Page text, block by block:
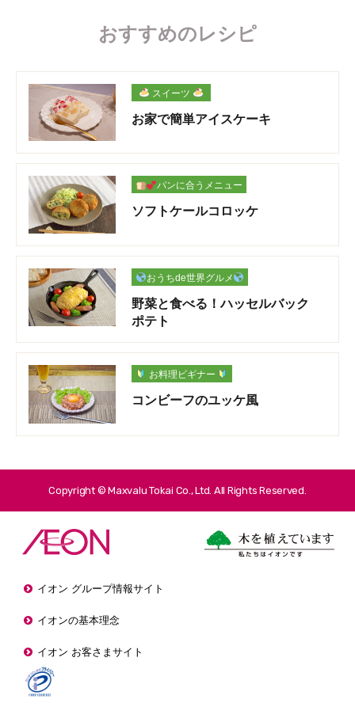
おすすめのレシピ
スイーツ
お家で簡単アイスケーキ
パンに合うメニュー
ソフトケールコロッケ
おうちde世界グルメ
野菜と食べる！ハッセルバック
ポテト
お料理ビギナー
コンビーフのユッケ風
Copyright © Maxvalu Tokai Co., Ltd. All Rights Reserved.
イオン グループ情報サイト
イオンの基本理念
イオン お客さまサイト